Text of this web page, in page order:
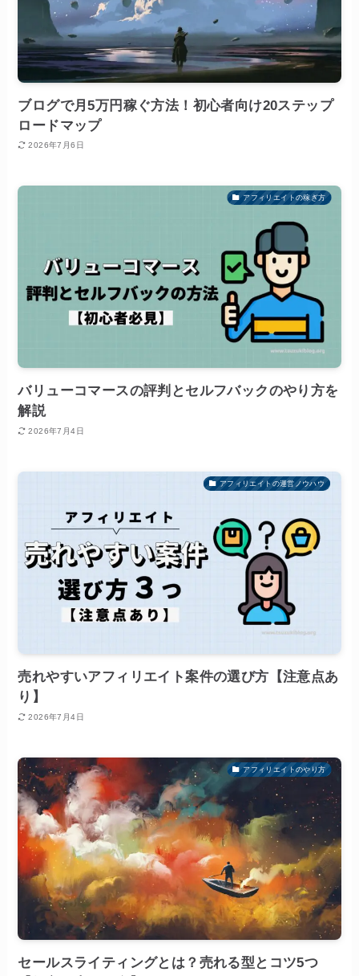
ブログで月5万円稼ぐ方法！初心者向け20ステップ
ロードマップ
2026年7月6日
アフィリエイトの稼ぎ方
バリューコマースの評判とセルフバックのやり方を
解説
2026年7月4日
アフィリエイトの運営ノウハウ
売れやすいアフィリエイト案件の選び方【注意点あ
り】
2026年7月4日
アフィリエイトのやり方
セールスライティングとは？売れる型とコツ5つ